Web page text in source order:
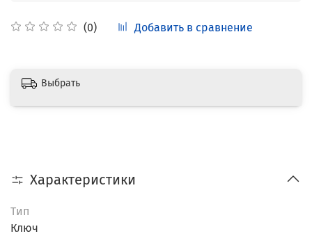
(0) Добавить в сравнение
Выбрать
Характеристики
Тип
Ключ